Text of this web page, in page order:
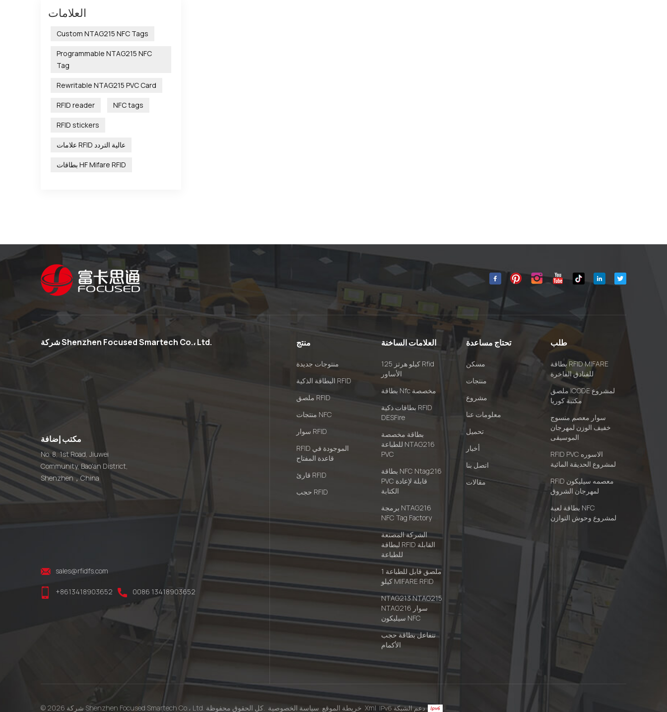
العلامات
Custom NTAG215 NFC Tags
Programmable NTAG215 NFC
Tag
Rewritable NTAG215 PVC Card
RFID reader NFC tags
RFID stickers
علامات RFID عالية التردد
بطاقات HF Mifare RFID
شركة Shenzhen Focused Smartech Co.، Ltd.
مكتب إضافة
No. 8, 1st Road, Jiuwei
Community, Bao'an District,
Shenzhen，China
sales@rfidfs.com
+8613418903652 0086 13418903652
منتج
منتوجات جديدة
البطاقة الذكية RFID
ملصق RFID
منتجات NFC
سوار RFID
RFID الموجودة في
قاعدة المفتاح
قارئ RFID
حجب RFID
العلامات الساخنة
125 كيلو هرتز Rfid
الأساور
بطاقة Nfc مخصصة
بطاقات ذكية RFID
DESFire
بطاقة مخصصة
للطباعة NTAG216
PVC
بطاقة NFC Ntag216
PVC قابلة لإعادة
الكتابة
برمجة NTAG216
NFC Tag Factory
الشركة المصنعة
لبطاقة RFID القابلة
للطباعة
ملصق قابل للطباعة 1
كيلو MIFARE RFID
NTAG213 NTAG215
NTAG216 سوار
سيليكون NFC
تتفاعل بطاقة حجب
الأكمام
تحتاج مساعدة
مسكن
منتجات
مشروع
معلومات عنا
تحميل
أخبار
اتصل بنا
مقالات
طلب
بطاقة RFID MIFARE
للفنادق الفاخرة
ملصق ICODE لمشروع
مكتبة كوريا
سوار معصم منسوج
خفيف الوزن لمهرجان
الموسيقى
RFID PVC الاسوره
لمشروع الحديقة المائية
RFID معصمه سيليكون
لمهرجان الشروق
بطاقة لعبة NFC
لمشروع وحوش التوازن
© 2026 شركة Shenzhen Focused Smartech Co.، Ltd. كل الحقوق محفوظة. سياسة الخصوصية خريطة الموقع Xml IPv6 دعم الشبكة